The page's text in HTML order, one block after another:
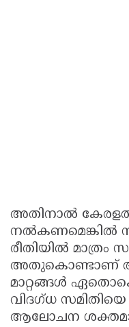
അതിനാൽ
നൽകണമെങ്കിൽ
രീതിയിൽ മാത്രം
അതുകൊണ്ടാണ്
മാറ്റങ്ങൾ
വിദഗ്ധ
ആലോചന